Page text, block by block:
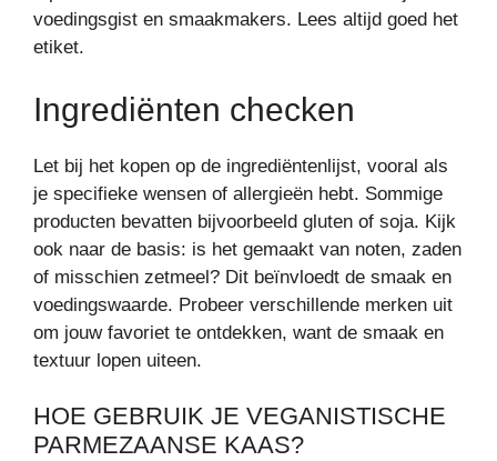
voedingsgist en smaakmakers. Lees altijd goed het
etiket.
Ingrediënten checken
Let bij het kopen op de ingrediëntenlijst, vooral als
je specifieke wensen of allergieën hebt. Sommige
producten bevatten bijvoorbeeld gluten of soja. Kijk
ook naar de basis: is het gemaakt van noten, zaden
of misschien zetmeel? Dit beïnvloedt de smaak en
voedingswaarde. Probeer verschillende merken uit
om jouw favoriet te ontdekken, want de smaak en
textuur lopen uiteen.
HOE GEBRUIK JE VEGANISTISCHE
PARMEZAANSE KAAS?